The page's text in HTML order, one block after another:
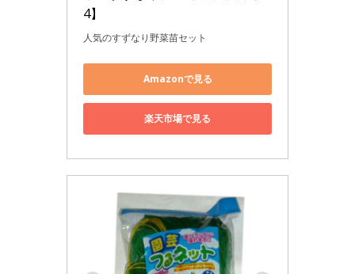
4】
人気のすずなり野菜苗セット
Amazonで見る
楽天市場で見る